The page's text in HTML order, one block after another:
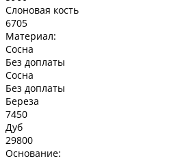
Слоновая кость
6705
Материал:
Сосна
Без доплаты
Сосна
Без доплаты
Береза
7450
Дуб
29800
Основание: